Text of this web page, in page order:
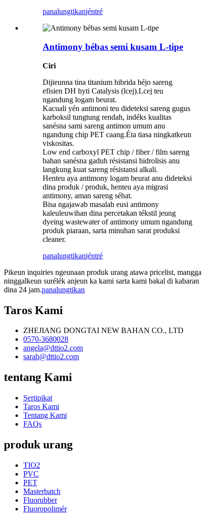
panalungtikanjéntré
Antimony bébas semi kusam L-tipe
Ciri
Dijieunna tina titanium hibrida héjo sareng
efisien DH hyti Catalysis (lcej).Lcej teu
ngandung logam beurat.
Kacuali yén antimoni teu dideteksi sareng gugus
karboksil tungtung rendah, indéks kualitas
sanésna sami sareng antimon umum anu
ngandung chip PET caang.Éta tiasa ningkatkeun
viskositas.
Low end carboxyl PET chip / fiber / film sareng
bahan sanésna gaduh résistansi hidrolisis anu
langkung kuat sareng résistansi alkali.
Henteu aya antimony logam beurat anu dideteksi
dina produk / produk, henteu aya migrasi
antimony, aman sareng séhat.
Bisa ngajawab masalah eusi antimony
kaleuleuwihan dina percetakan tékstil jeung
dyeing wastewater of antimony umum ngandung
produk piaraan, sarta minuhan sarat produksi
cleaner.
panalungtikanjéntré
Pikeun inquiries ngeunaan produk urang atawa pricelist, mangga
ninggalkeun surélék anjeun ka kami sarta kami bakal di kabaran
dina 24 jam.panalungtikan
Taros Kami
ZHEJIANG DONGTAI NEW BAHAN CO., LTD
0570-3680028
angela@dttio2.com
sarah@dttio2.com
tentang Kami
Sertipikat
Taros Kami
Tentang Kami
FAQs
produk urang
TIO2
PVC
PET
Masterbatch
Fluorubber
Fluoropolimér